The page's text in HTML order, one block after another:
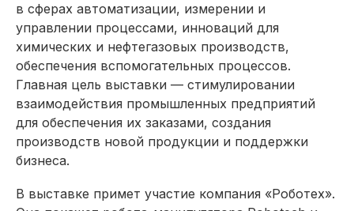
в сферах автоматизации, измерении и
управлении процессами, инноваций для
химических и нефтегазовых производств,
обеспечения вспомогательных процессов.
Главная цель выставки — стимулировании
взаимодействия промышленных предприятий
для обеспечения их заказами, создания
производств новой продукции и поддержки
бизнеса.
В выставке примет участие компания «Роботех».